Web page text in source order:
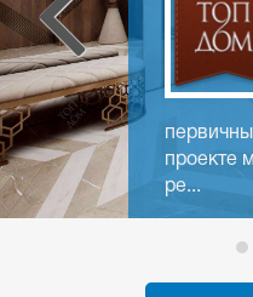
проекте
ре...